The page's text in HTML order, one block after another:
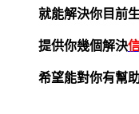
就能解決你目前
提供你幾個解決
希望能對你有幫